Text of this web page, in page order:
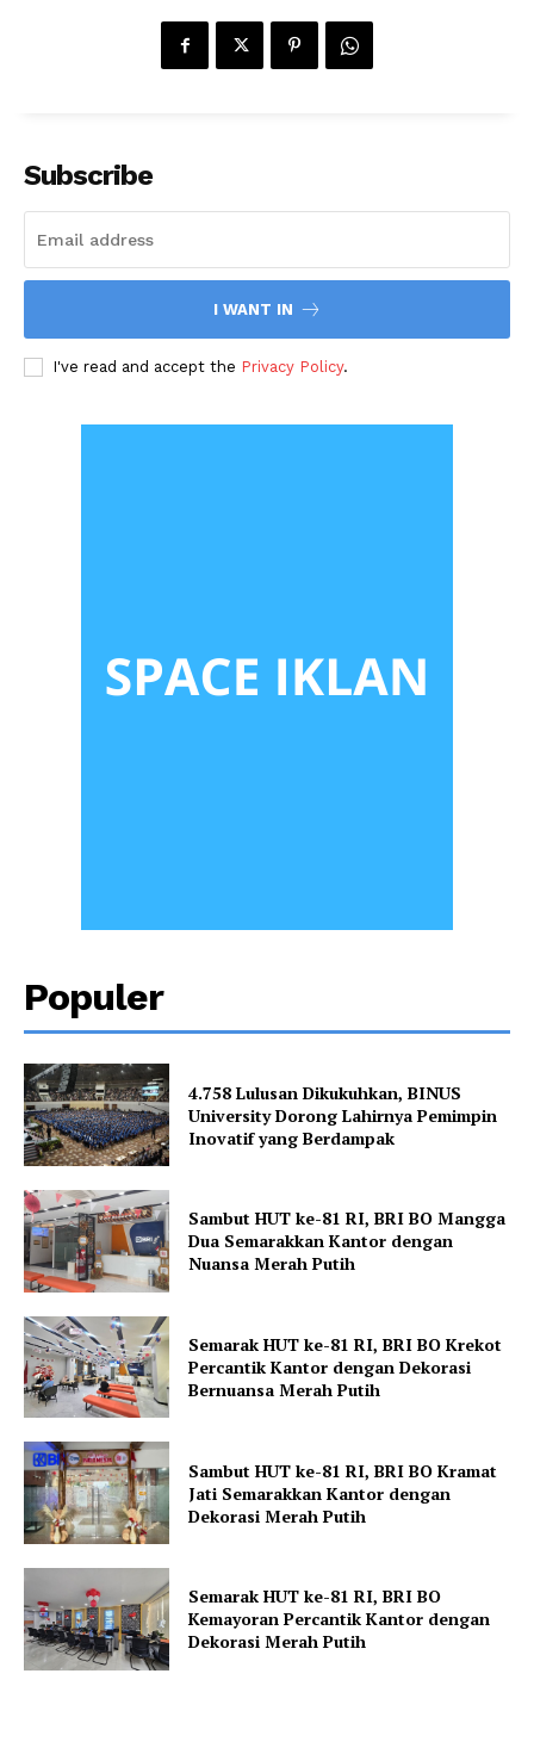
Subscribe
I WANT IN
I've read and accept the Privacy Policy.
Populer
4.758 Lulusan Dikukuhkan, BINUS
University Dorong Lahirnya Pemimpin
Inovatif yang Berdampak
Sambut HUT ke-81 RI, BRI BO Mangga
Dua Semarakkan Kantor dengan
Nuansa Merah Putih
Semarak HUT ke-81 RI, BRI BO Krekot
Percantik Kantor dengan Dekorasi
Bernuansa Merah Putih
Sambut HUT ke-81 RI, BRI BO Kramat
Jati Semarakkan Kantor dengan
Dekorasi Merah Putih
Semarak HUT ke-81 RI, BRI BO
Kemayoran Percantik Kantor dengan
Dekorasi Merah Putih